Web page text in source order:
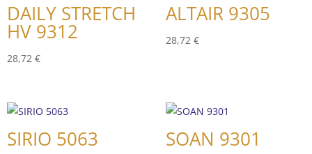
DAILY STRETCH
HV 9312
28,72 €
ALTAIR 9305
28,72 €
SIRIO 5063 SOAN 9301